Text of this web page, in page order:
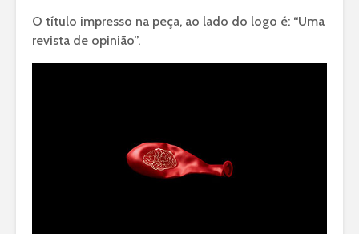
O título impresso na peça, ao lado do logo é: “Uma
revista de opinião”.